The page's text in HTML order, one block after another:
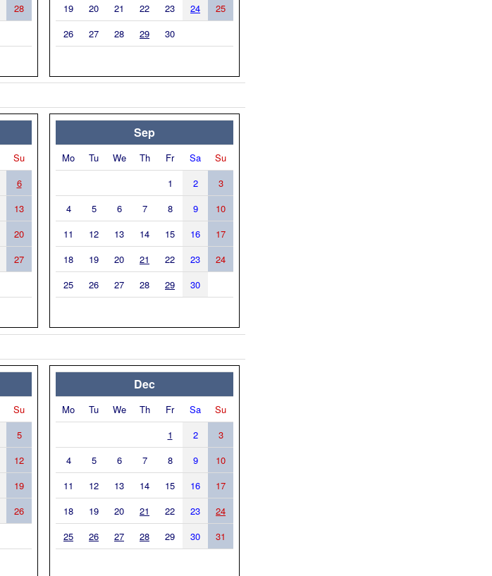
28
19
20 21 22 23 24
25
26
27 28 29 30
Su
6
13
20
27
Sep
Mo Tu We Th Fr Sa
Su
1
2
3
4
5 6 7 8 9
10
11
12 13 14 15 16
17
18
19 20 21 22 23
24
25
26 27 28 29 30
Su
5
12
19
26
Dec
Mo Tu We Th Fr Sa
Su
1
2
3
4
5 6 7 8 9
10
11
12 13 14 15 16
17
18
19 20 21 22 23
24
25
26 27 28 29 30 31